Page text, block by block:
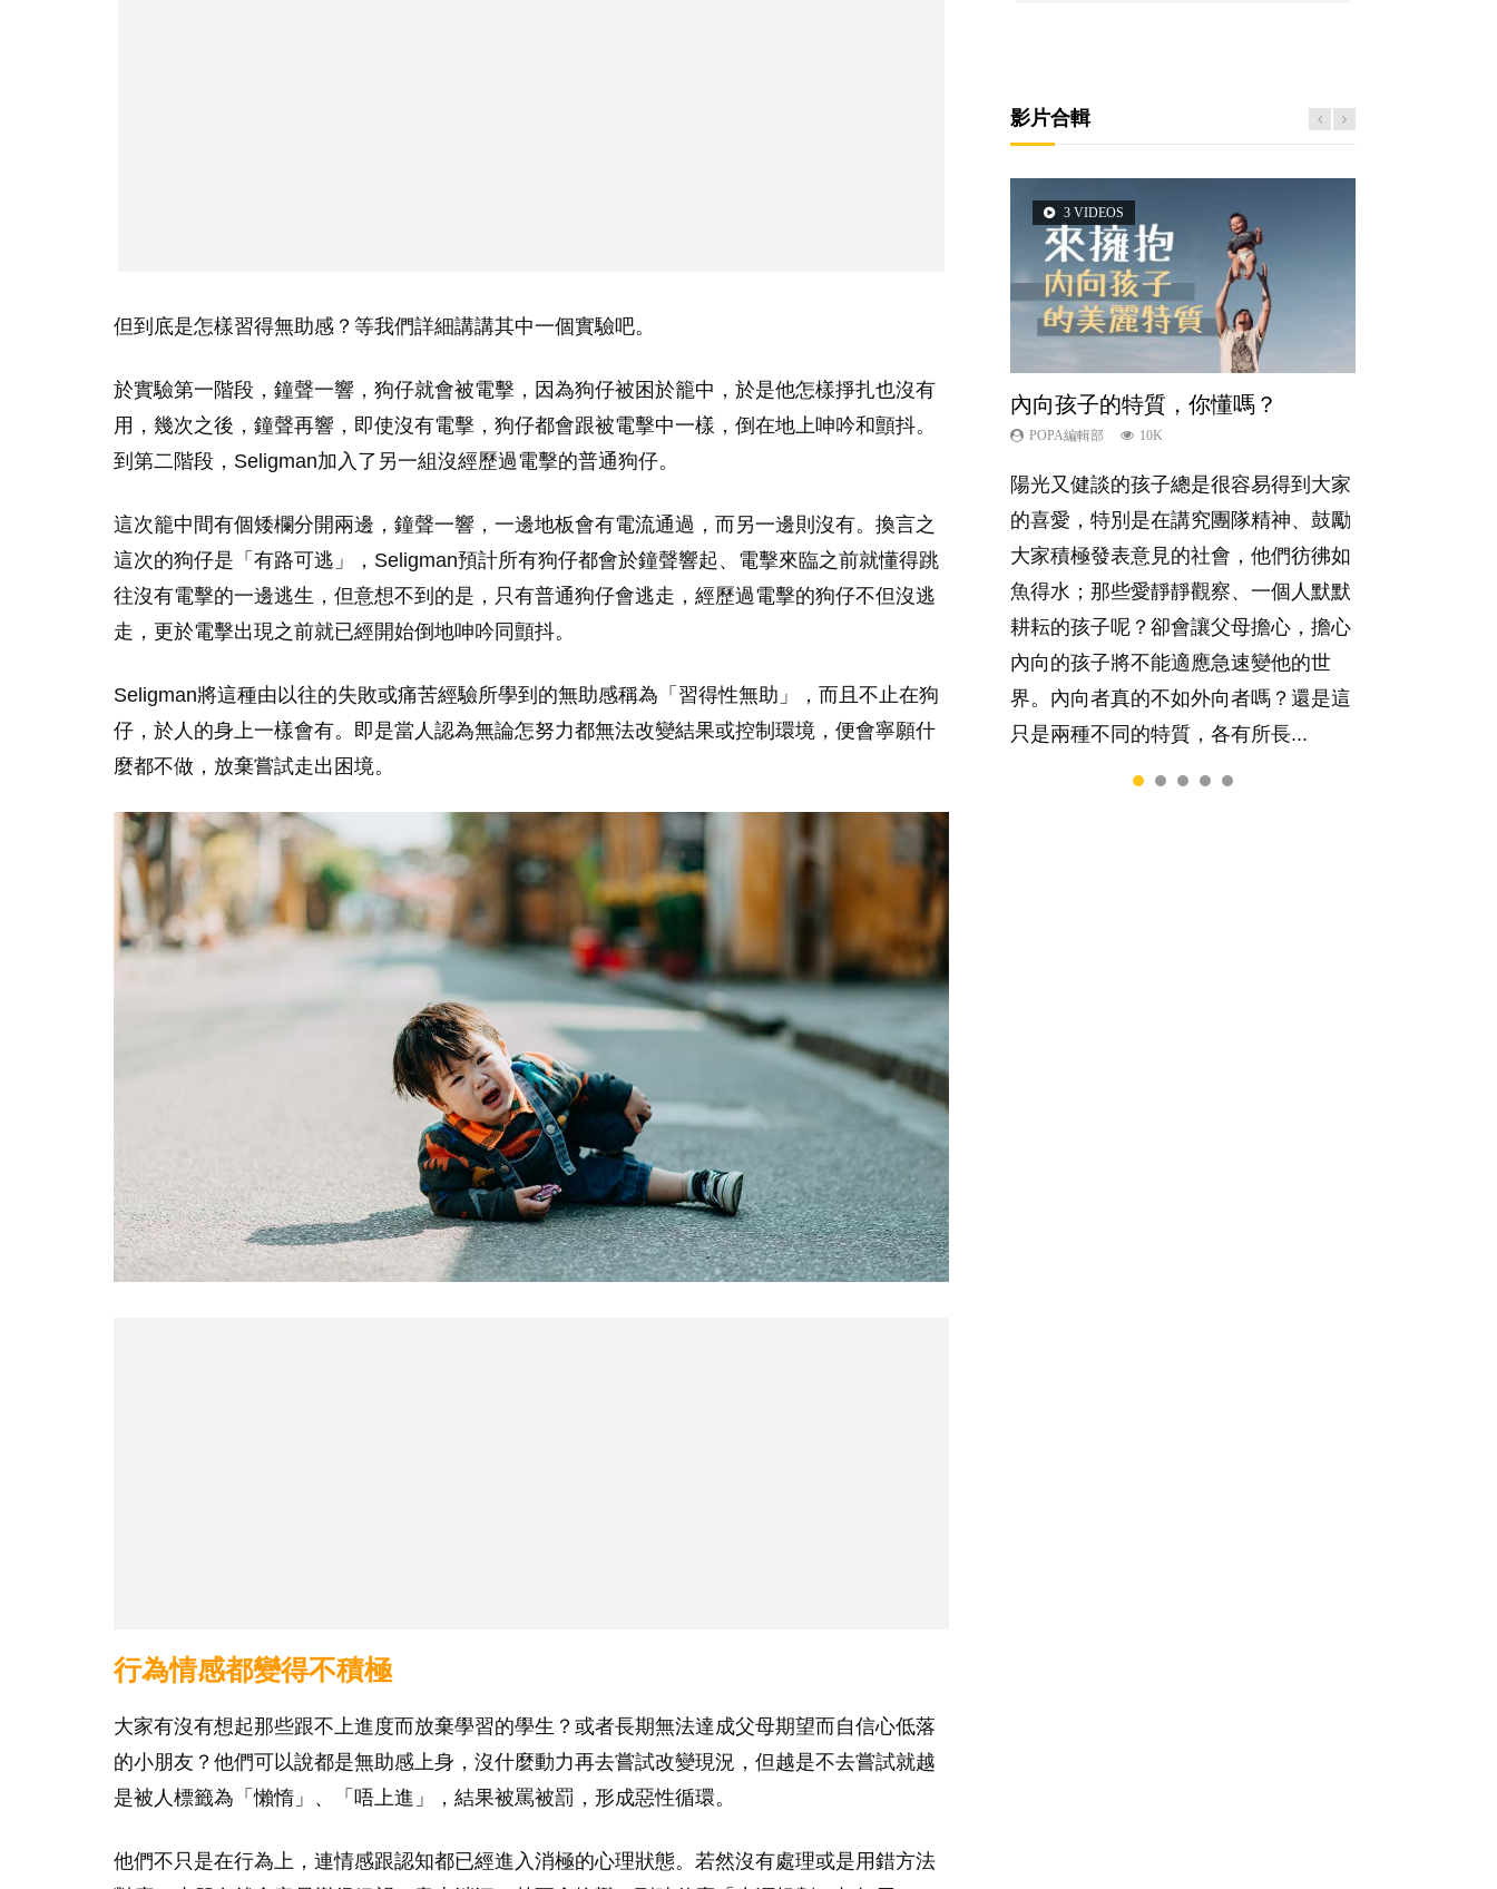
但到底是怎樣習得無助感？等我們詳細講講其中一個實驗吧。
於實驗第一階段，鐘聲一響，狗仔就會被電擊，因為狗仔被困於籠中，於是他怎樣掙扎也沒有
用，幾次之後，鐘聲再響，即使沒有電擊，狗仔都會跟被電擊中一樣，倒在地上呻吟和顫抖。
到第二階段，Seligman加入了另一組沒經歷過電擊的普通狗仔。
這次籠中間有個矮欄分開兩邊，鐘聲一響，一邊地板會有電流通過，而另一邊則沒有。換言之
這次的狗仔是「有路可逃」，Seligman預計所有狗仔都會於鐘聲響起、電擊來臨之前就懂得跳
往沒有電擊的一邊逃生，但意想不到的是，只有普通狗仔會逃走，經歷過電擊的狗仔不但沒逃
走，更於電擊出現之前就已經開始倒地呻吟同顫抖。
Seligman將這種由以往的失敗或痛苦經驗所學到的無助感稱為「習得性無助」，而且不止在狗
仔，於人的身上一樣會有。即是當人認為無論怎努力都無法改變結果或控制環境，便會寧願什
麼都不做，放棄嘗試走出困境。
行為情感都變得不積極
大家有沒有想起那些跟不上進度而放棄學習的學生？或者長期無法達成父母期望而自信心低落
的小朋友？他們可以說都是無助感上身，沒什麼動力再去嘗試改變現況，但越是不去嘗試就越
是被人標籤為「懶惰」、「唔上進」，結果被罵被罰，形成惡性循環。
他們不只是在行為上，連情感跟認知都已經進入消極的心理狀態。若然沒有處理或是用錯方法
影片合輯
3 VIDEOS
內向孩子的特質，你懂嗎？
POPA編輯部 10K
陽光又健談的孩子總是很容易得到大家
的喜愛，特別是在講究團隊精神、鼓勵
大家積極發表意見的社會，他們彷彿如
魚得水；那些愛靜靜觀察、一個人默默
耕耘的孩子呢？卻會讓父母擔心，擔心
內向的孩子將不能適應急速變他的世
界。內向者真的不如外向者嗎？還是這
只是兩種不同的特質，各有所長...
5 VIDEOS
夫妻必看！經營婚姻，沒捷徑
POPA編輯部 22.9K
你是不是也曾經以為只要跟相愛的人結
婚，就自然能走到白頭，但生了孩子卻
發現事情不如你所料？ 經營婚姻，不
如我們想像的簡單，卻也不是大家說得
那麼難。一起來認識婚姻的真相！...
2 VIDEOS
想孩子學好外語，點做好？
POPA編輯部 9.9K
有人話學多種語言越早開始越好，有人
卻說一時間太多語言，會令孩子感到混
淆，到底誰是誰非？聽聽專家怎樣說，
解開語言學習的迷思～...
6 VIDEOS
孩子能力天注定？
POPA編輯部 7.9K
很多父母都希望孩子係個「叻仔叻
女」，學業別太差，日常自理井井有
條。這樣的孩子是萬中無一，還是魚與
熊掌，不能兼得？...
6 VIDEOS
愛孩子也別忘了愛自己，父母如何
關顧自己的身心靈？
照顧孩子衣食住行、陪同兒女應對功課
測驗，還要陪玩製造親子時間，尚要處
理家中雜項要務……當父母的，有千百
個任務要做。可惜，有一樣重要至極
的，總被遺漏——關注自己的情緒和心
理健康。...